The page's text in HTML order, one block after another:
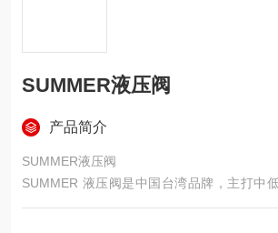
SUMMER液压阀
产品简介
SUMMER液压阀
SUMMER 液压阀是中国台湾品牌，主打中
电磁换向、压力控制、比例控制三类阀上产